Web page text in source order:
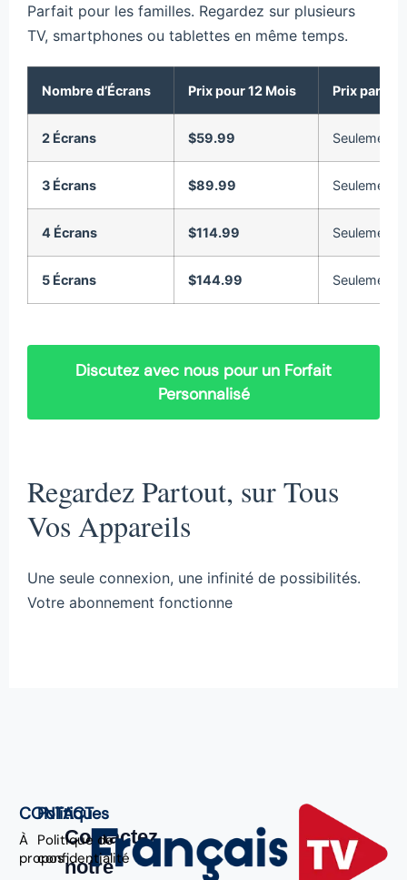
Parfait pour les familles. Regardez sur plusieurs
TV, smartphones ou tablettes en même temps.
Nombre d’Écrans Prix pour 12 Mois Prix par
2 Écrans $59.99 Seulement
3 Écrans $89.99 Seulement
4 Écrans $114.99 Seulement
5 Écrans $144.99 Seulement
Discutez avec nous pour un Forfait
Personnalisé
Regardez Partout, sur Tous
Vos Appareils
Une seule connexion, une infinité de possibilités.
Votre abonnement fonctionne
CONTACT
À
propos
Politiques
Politique de
confidentialité
Contactez
notre